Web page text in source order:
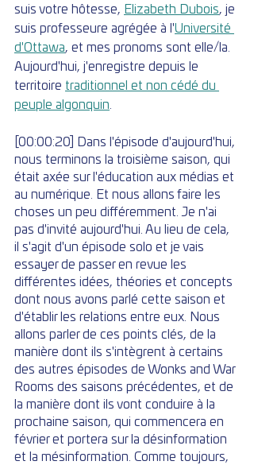
suis votre hôtesse, Elizabeth Dubois, je
suis professeure agrégée à l'Université
d'Ottawa, et mes pronoms sont elle/la.
Aujourd'hui, j'enregistre depuis le
territoire traditionnel et non cédé du
peuple algonquin
[00:00:20] Dans l'épisode d'aujourd'hui,
nous terminons la troisième saison, qui
était axée sur l'éducation aux médias et
au numérique. Et nous allons faire les
choses un peu différemment. Je n'ai
pas d'invité aujourd'hui. Au lieu de cela,
il s'agit d'un épisode solo et je vais
essayer de passer en revue les
différentes idées, théories et concepts
dont nous avons parlé cette saison et
d'établir les relations entre eux. Nous
allons parler de ces points clés, de la
manière dont ils s'intègrent à certains
des autres épisodes de Wonks and War
Rooms des saisons précédentes, et de
la manière dont ils vont conduire à la
prochaine saison, qui commencera en
février et portera sur la désinformation
et la mésinformation. Comme toujours,